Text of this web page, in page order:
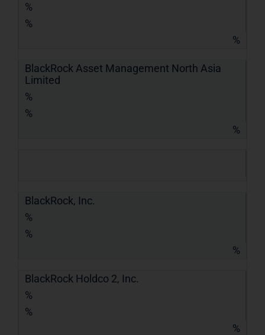
%
%
%
BlackRock Asset Management North Asia
Limited
%
%
%
BlackRock, Inc.
%
%
%
BlackRock Holdco 2, Inc.
%
%
%